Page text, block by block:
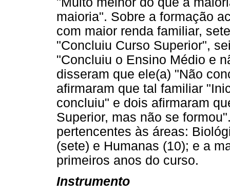
maioria". Sobre a formação
com maior renda familiar,
"Concluiu Curso Superior",
"Concluiu o Ensino Médio e
disseram que ele(a) "Não
afirmaram que tal familiar
concluiu" e dois afirmaram
Superior, mas não se
pertencentes às áreas:
(sete) e Humanas (10); e a
primeiros anos do curso.
Instrumento